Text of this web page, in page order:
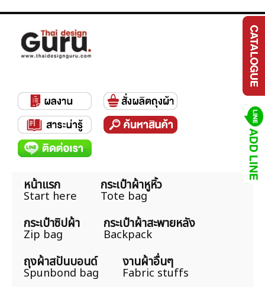
หน้าแรก
Start here
กระเป๋าผ้าหูหิ้ว
Tote bag
กระเป๋าซิปผ้า
Zip bag
กระเป๋าผ้าสะพายหลัง
Backpack
ถุงผ้าสปันบอนด์
Spunbond bag
งานผ้าอื่นๆ
Fabric stuffs